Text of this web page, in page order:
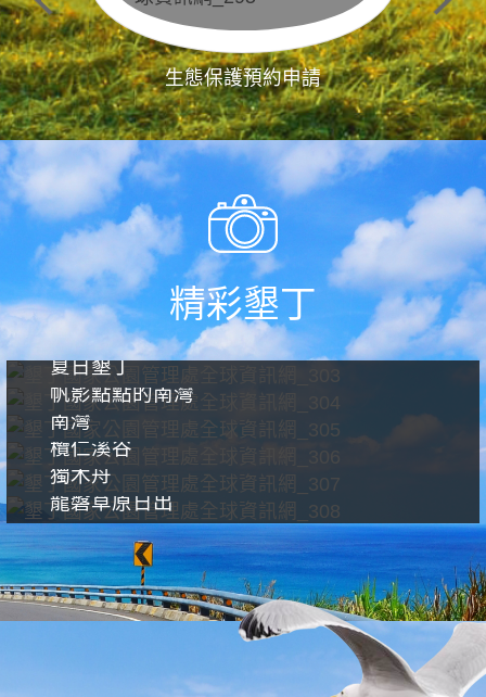
生態保護預約申請
精彩墾丁
夏日墾丁
帆影點點的南灣
南灣
欖仁溪谷
獨木舟
龍磐草原日出